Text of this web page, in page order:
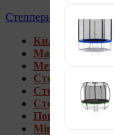
Степпери
Килимки під
Магнітні
Механічні
Степпери зі
Степпери з
Степпери з
Поворотні
Міні степпери